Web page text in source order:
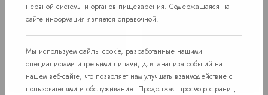
нервной системы и органов пищеварения. Содержащаяся на
сайте информация является справочной.
Мы используем файлы cookie, разработанные нашими
специалистами и третьими лицами, для анализа событий на
нашем веб-сайте, что позволяет нам улучшать взаимодействие с
пользователями и обслуживание. Продолжая просмотр страниц